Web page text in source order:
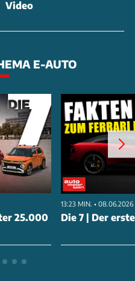
Video
E-AUTO
25.000
13:23 MIN. • 08.06.2026
Die 7 | Der